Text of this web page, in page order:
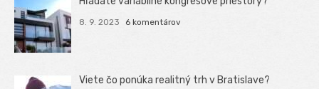
8. 9. 2023 6 komentárov
Viete čo ponúka realitný trh v Bratislave?